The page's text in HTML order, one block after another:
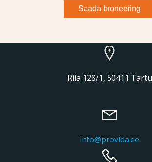
Riia 128/1, 50411 Tartu
info@provida.ee